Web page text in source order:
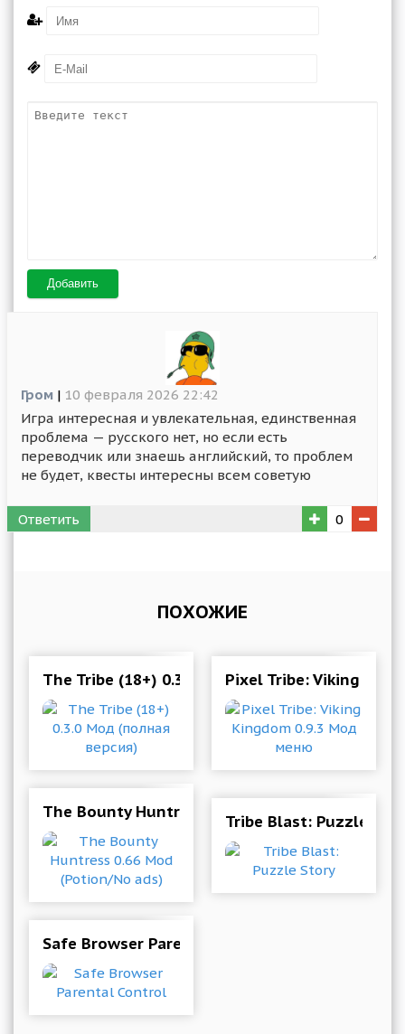
Добавить
Гром | 10 февраля 2026 22:42
Игра интересная и увлекательная, единственная
проблема — русского нет, но если есть
переводчик или знаешь английский, то проблем
не будет, квесты интересны всем советую
Ответить 0
ПОХОЖИЕ
The Tribe (18+) 0.3.0 Мод (полная версия)
Pixel Tribe: Viking
The Bounty Huntress 0.66 Mod (Potion/No ads)
Tribe Blast: Puzzle
Safe Browser Parental Control